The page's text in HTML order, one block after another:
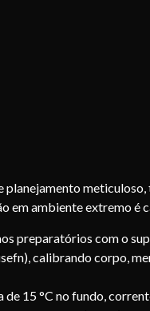
planejamento
em ambiente extremo é
preparatórios com o
calibrando corpo,
15 °C no fundo,